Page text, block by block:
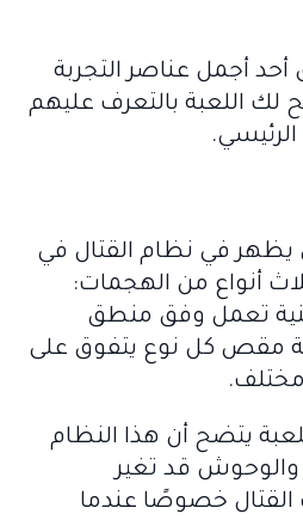
أجمل عناصر التجربة
اللعبة بالتعرف عليهم
يظهر في نظام القتال في
أنواع من الهجمات:
تعمل وفق منطق
مقص كل نوع يتفوق على
يتضح أن هذا النظام
قد تغير
خصوصًا عندما